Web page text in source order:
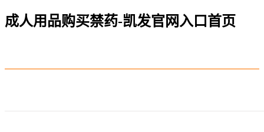
成人用品购买禁药-凯发官网入口首页